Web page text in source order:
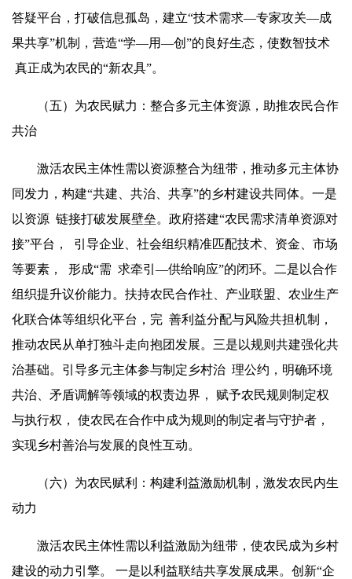
答疑平台，打破信息孤岛，建立“技术需求—专家攻关—成
果共享”机制，营造“学—用—创”的良好生态，使数智技术
真正成为农民的“新农具”。
（五）为农民赋力 ：整合多元主体资源，助推农民合作
共治
激活农民主体性需以资源整合为纽带，推动多元主体协
同发力，构建“共建、共治、共享”的乡村建设共同体。一是
以资源 链接打破发展壁垒。政府搭建“农民需求清单资源对
接”平台， 引导企业、社会组织精准匹配技术、资金、市场
等要素， 形成“需 求牵引—供给响应”的闭环。二是以合作
组织提升议价能力。扶持农民合作社、产业联盟、农业生产
化联合体等组织化平台，完 善利益分配与风险共担机制，
推动农民从单打独斗走向抱团发展。三是以规则共建强化共
治基础。引导多元主体参与制定乡村治 理公约，明确环境
共治、矛盾调解等领域的权责边界， 赋予农民规则制定权
与执行权， 使农民在合作中成为规则的制定者与守护者，
实现乡村善治与发展的良性互动。
（六）为农民赋利
：构建利益激励机制，激发农民内生
动力
激活农民主体性需以利益激励为纽带，使农民成为乡村
建设的动力引擎。 一是以利益联结共享发展成果。创新“企